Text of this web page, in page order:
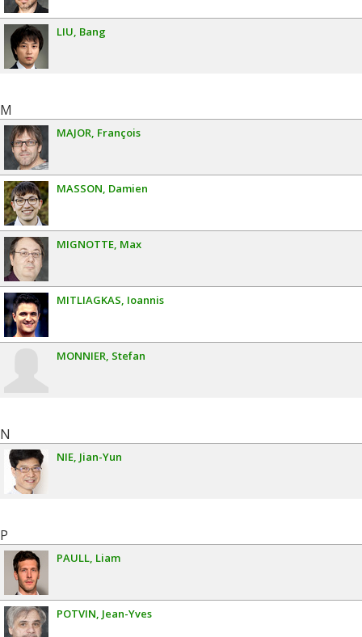
LIU Bang
M
MAJOR François
MASSON Damien
MIGNOTTE Max
MITLIAGKAS Ioannis
MONNIER Stefan
N
NIE Jian-Yun
P
PAULL Liam
POTVIN Jean-Yves